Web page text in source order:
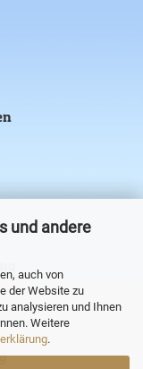
und andere
auch von
der Website zu
analysieren und Ihnen
Weitere
.